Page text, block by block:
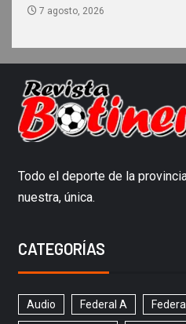
7 agosto, 2026
Todo el deporte de la
nuestra, única.
CATEGORÍAS
Audio Federal A